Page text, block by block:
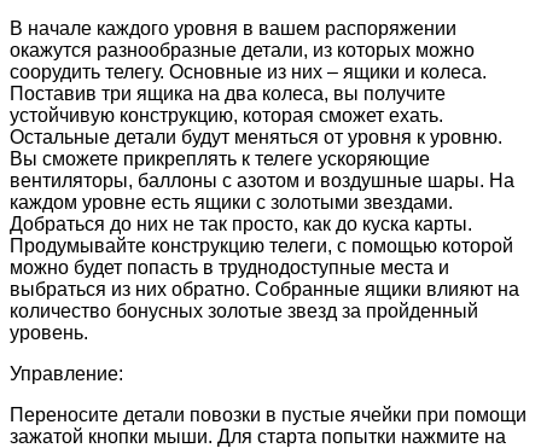
В начале каждого уровня в вашем распоряжении
окажутся разнообразные детали, из которых можно
соорудить телегу. Основные из них – ящики и колеса.
Поставив три ящика на два колеса, вы получите
устойчивую конструкцию, которая сможет ехать.
Остальные детали будут меняться от уровня к уровню.
Вы сможете прикреплять к телеге ускоряющие
вентиляторы, баллоны с азотом и воздушные шары. На
каждом уровне есть ящики с золотыми звездами.
Добраться до них не так просто, как до куска карты.
Продумывайте конструкцию телеги, с помощью которой
можно будет попасть в труднодоступные места и
выбраться из них обратно. Собранные ящики влияют на
количество бонусных золотые звезд за пройденный
уровень.
Управление:
Переносите детали повозки в пустые ячейки при помощи
зажатой кнопки мыши. Для старта попытки нажмите на